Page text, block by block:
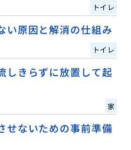
トイレ
い原因と解消の仕組み
トイレ
しきらずに放置して起
家
せないための事前準備